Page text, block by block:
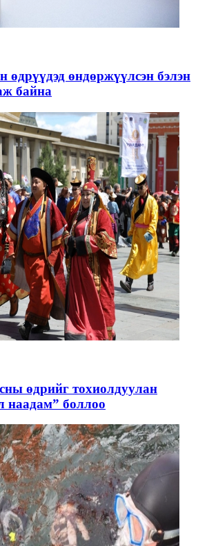
өндөржүүлсэн бэлэн
байна
өдрийг тохиолдуулан
наадам” боллоо